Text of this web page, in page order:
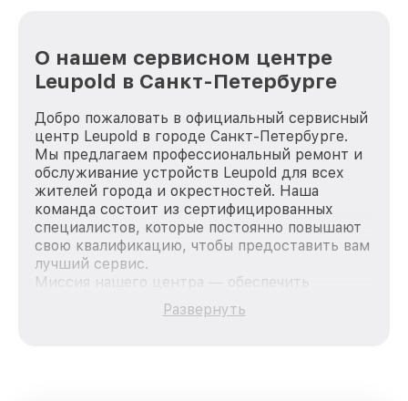
О нашем сервисном центре
Leupold в Санкт-Петербурге
Добро пожаловать в официальный сервисный
центр Leupold в городе Санкт-Петербурге.
Мы предлагаем профессиональный ремонт и
обслуживание устройств Leupold для всех
жителей города и окрестностей. Наша
команда состоит из сертифицированных
специалистов, которые постоянно повышают
свою квалификацию, чтобы предоставить вам
лучший сервис.
Миссия нашего центра — обеспечить
качественный и доступный ремонт для
каждого пользователя продукции Leupold, вне
Развернуть